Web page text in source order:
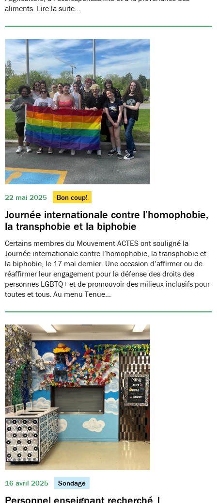
aliments. Lire la suite…
22 mai 2025 Bon coup!
Journée internationale contre l’homophobie,
la transphobie et la biphobie
Certains membres du Mouvement ACTES ont souligné la
Journée internationale contre l’homophobie, la transphobie et
la biphobie, le 17 mai dernier. Une occasion d’affirmer ou de
réaffirmer leur engagement pour la défense des droits des
personnes LGBTQ+ et de promouvoir des milieux inclusifs pour
toutes et tous. Au menu Tenue…
16 avril 2025 Sondage
Personnel enseignant recherché |